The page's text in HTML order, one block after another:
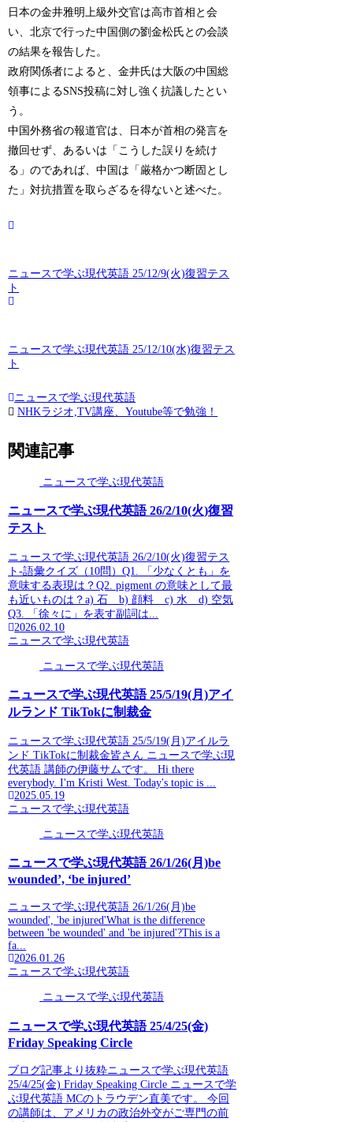
日本の金井雅明上級外交官は高市首相と会
い、北京で行った中国側の劉金松氏との会談
の結果を報告した。
政府関係者によると、金井氏は大阪の中国総
領事によるSNS投稿に対し強く抗議したとい
う。
中国外務省の報道官は、日本が首相の発言を
撤回せず、あるいは「こうした誤りを続け
る」のであれば、中国は「厳格かつ断固とし
た」対抗措置を取らざるを得ないと述べた。
ニュースで学ぶ現代英語 25/12/9(火)復習テス
ト
ニュースで学ぶ現代英語 25/12/10(水)復習テス
ト
ニュースで学ぶ現代英語
NHKラジオ,TV講座、Youtube等で勉強！
関連記事
ニュースで学ぶ現代英語
ニュースで学ぶ現代英語 26/2/10(火)復習
テスト
ニュースで学ぶ現代英語 26/2/10(火)復習テス
ト-語彙クイズ（10問）Q1. 「少なくとも」を
意味する表現は？Q2. pigment の意味として最
も近いものは？a) 石 b) 顔料 c) 水 d) 空気
Q3. 「徐々に」を表す副詞は...
2026.02.10
ニュースで学ぶ現代英語
ニュースで学ぶ現代英語
ニュースで学ぶ現代英語 25/5/19(月)アイ
ルランド TikTokに制裁金
ニュースで学ぶ現代英語 25/5/19(月)アイルラ
ンド TikTokに制裁金皆さん ニュースで学ぶ現
代英語 講師の伊藤サムです。 Hi there
everybody. I'm Kristi West. Today's topic is ...
2025.05.19
ニュースで学ぶ現代英語
ニュースで学ぶ現代英語
ニュースで学ぶ現代英語 26/1/26(月)be
wounded’, ‘be injured’
ニュースで学ぶ現代英語 26/1/26(月)be
wounded', 'be injured'What is the difference
between 'be wounded' and 'be injured'?This is a
fa...
2026.01.26
ニュースで学ぶ現代英語
ニュースで学ぶ現代英語
ニュースで学ぶ現代英語 25/4/25(金)
Friday Speaking Circle
ブログ記事より抜粋ニュースで学ぶ現代英語
25/4/25(金) Friday Speaking Circle ニュースで学
ぶ現代英語 MCのトラウデン直美です。 今回
の講師は、アメリカの政治外交がご専門の前